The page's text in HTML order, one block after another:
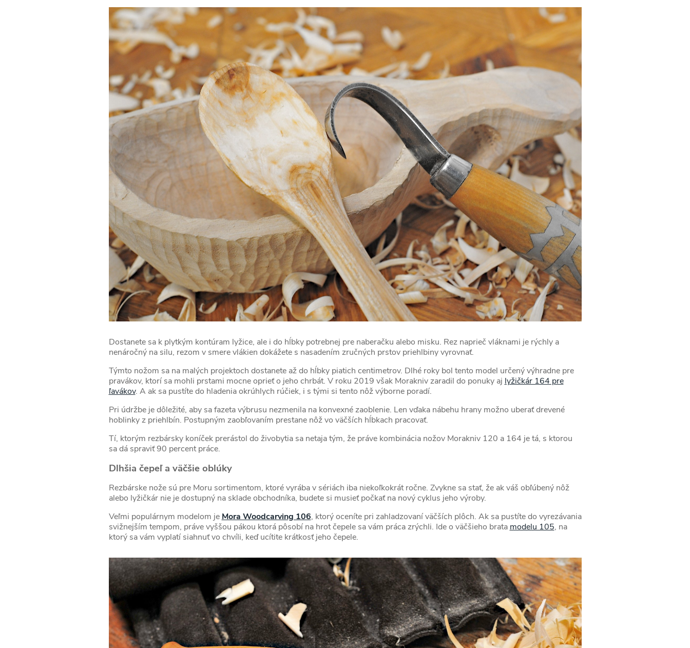
Dostanete sa k plytkým kontúram lyžice, ale i do hĺbky potrebnej pre naberačku alebo misku. Rez naprieč vláknami je rýchly a
nenáročný na silu, rezom v smere vlákien dokážete s nasadením zručných prstov priehlbiny vyrovnať.
Týmto nožom sa na malých projektoch dostanete až do hĺbky piatich centimetrov. Dlhé roky bol tento model určený výhradne pre
pravákov, ktorí sa mohli prstami mocne oprieť o jeho chrbát. V roku 2019 však Morakniv zaradil do ponuky aj lyžičkár 164 pre
ľavákov. A ak sa pustíte do hladenia okrúhlych rúčiek, i s tými si tento nôž výborne poradí.
Pri údržbe je dôležité, aby sa fazeta výbrusu nezmenila na konvexné zaoblenie. Len vďaka nábehu hrany možno uberať drevené
hoblinky z priehlbín. Postupným zaobľovaním prestane nôž vo väčších hĺbkach pracovať.
Tí, ktorým rezbársky koníček prerástol do živobytia sa netaja tým, že práve kombinácia nožov Morakniv 120 a 164 je tá, s ktorou
sa dá spraviť 90 percent práce.
Dlhšia čepeľ a väčšie oblúky
Rezbárske nože sú pre Moru sortimentom, ktoré vyrába v sériách iba niekoľkokrát ročne. Zvykne sa stať, že ak váš obľúbený nôž
alebo lyžičkár nie je dostupný na sklade obchodníka, budete si musieť počkať na nový cyklus jeho výroby.
Veľmi populárnym modelom je Mora Woodcarving 106, ktorý oceníte pri zahladzovaní väčších plôch. Ak sa pustíte do vyrezávania
svižnejším tempom, práve vyššou pákou ktorá pôsobí na hrot čepele sa vám práca zrýchli. Ide o väčšieho brata modelu 105, na
ktorý sa vám vyplatí siahnuť vo chvíli, keď ucítite krátkosť jeho čepele.